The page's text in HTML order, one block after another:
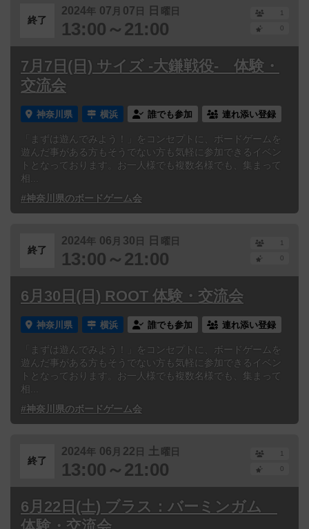
終了
2024年 07 月 07 日 日 曜日
13:00～21:00
1
0
7月7日(日) サイズ -大鎌戦役- 体験・
交流会
神奈川県 横浜 誰でも参加 連れ添い登録
「まずは遊んでみよう！」をコンセプトに、ボードゲームを
遊んだ事がある方もそうでない方も気軽に参加できるイベン
トとなっております。お一人様でも複数名様でも、集まって
相...
#神奈川県のボードゲーム会
終了
2024年 06 月 30 日 日 曜日
13:00～21:00
1
0
6月30日(日) ROOT 体験・交流会
神奈川県 横浜 誰でも参加 連れ添い登録
「まずは遊んでみよう！」をコンセプトに、ボードゲームを
遊んだ事がある方もそうでない方も気軽に参加できるイベン
トとなっております。お一人様でも複数名様でも、集まって
相...
#神奈川県のボードゲーム会
終了
2024年 06 月 22 日 土 曜日
13:00～21:00
1
0
6月22日(土) ブラス：バーミンガム